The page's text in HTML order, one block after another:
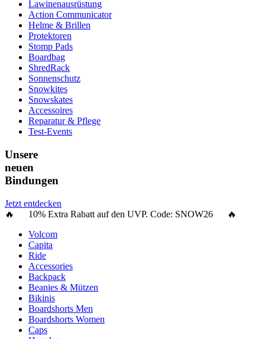
Lawinenausrüstung
Action Communicator
Helme & Brillen
Protektoren
Stomp Pads
Boardbag
ShredRack
Sonnenschutz
Snowkites
Snowskates
Accessoires
Reparatur & Pflege
Test-Events
Unsere
neuen
Bindungen
Jetzt entdecken
🔥 10% Extra Rabatt auf den UVP. Code: SNOW26 🔥
Volcom
Capita
Ride
Accessories
Backpack
Beanies & Mützen
Bikinis
Boardshorts Men
Boardshorts Women
Caps